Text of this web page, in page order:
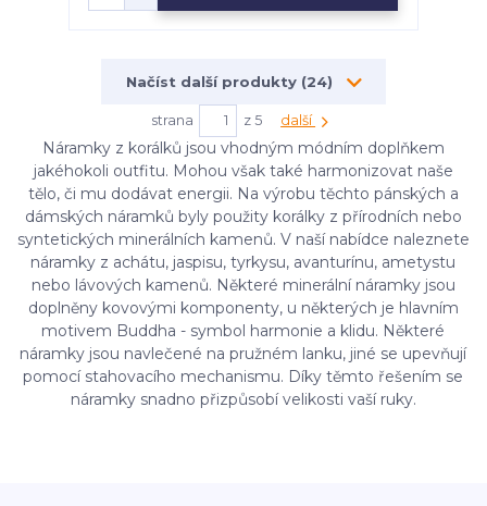
Načíst další produkty (24)
strana z 5 další
Náramky z korálků jsou vhodným módním doplňkem
jakéhokoli outfitu. Mohou však také harmonizovat naše
tělo, či mu dodávat energii. Na výrobu těchto pánských a
dámských náramků byly použity korálky z přírodních nebo
syntetických minerálních kamenů. V naší nabídce naleznete
náramky z achátu, jaspisu, tyrkysu, avanturínu, ametystu
nebo lávových kamenů. Některé minerální náramky jsou
doplněny kovovými komponenty, u některých je hlavním
motivem Buddha - symbol harmonie a klidu. Některé
náramky jsou navlečené na pružném lanku, jiné se upevňují
pomocí stahovacího mechanismu. Díky těmto řešením se
náramky snadno přizpůsobí velikosti vaší ruky.